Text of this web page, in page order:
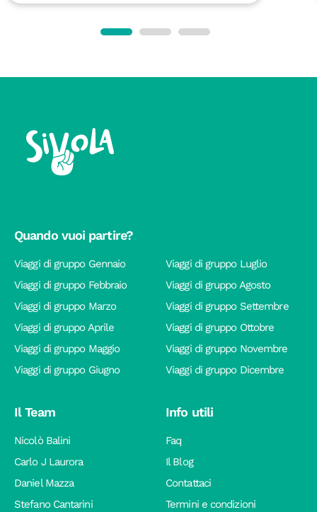
Quando vuoi partire?
Viaggi di gruppo Gennaio
Viaggi di gruppo Febbraio
Viaggi di gruppo Marzo
Viaggi di gruppo Aprile
Viaggi di gruppo Maggio
Viaggi di gruppo Giugno
Viaggi di gruppo Luglio
Viaggi di gruppo Agosto
Viaggi di gruppo Settembre
Viaggi di gruppo Ottobre
Viaggi di gruppo Novembre
Viaggi di gruppo Dicembre
Il Team
Nicolò Balini
Carlo J Laurora
Daniel Mazza
Stefano Cantarini
Info utili
Faq
Il Blog
Contattaci
Termini e condizioni